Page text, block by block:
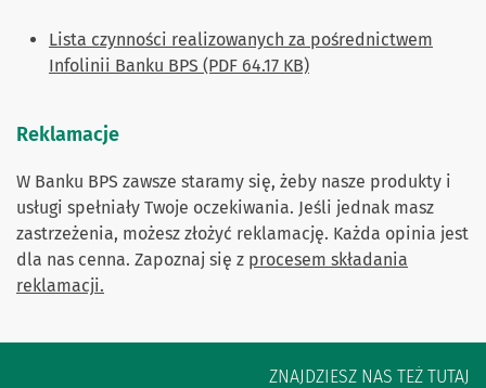
Lista czynności realizowanych za pośrednictwem
Infolinii Banku BPS (PDF 64.17 KB)
Reklamacje
W Banku BPS zawsze staramy się, żeby nasze produkty i
usługi spełniały Twoje oczekiwania. Jeśli jednak masz
zastrzeżenia, możesz złożyć reklamację. Każda opinia jest
dla nas cenna. Zapoznaj się z procesem składania
reklamacji.
ZNAJDZIESZ NAS TEŻ TUTAJ